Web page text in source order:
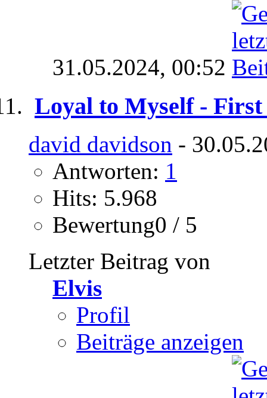
31.05.2024, 00:52
Loyal to Myself - First
david davidson -
Antworten: 1
Hits: 5.968
Bewertung0 / 5
Letzter Beitrag von
Elvis
Profil
Beiträge anzeigen